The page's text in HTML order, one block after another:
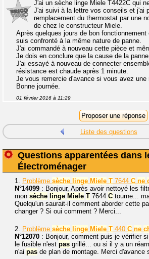
J'ai un sèche linge Miele T4422C qui
J'ai suivi à la lettre vos conseils et j'ai
remplacement du thermostat par une
de chez le constructeur Miele.
Après quelques jours de bon
suis confronté à la même nature de panne.
J'ai commandé à nouveau cette pièce et
Je dois en conclure que la cause de la
J'ai essayé à nouveau de connecter
résistance est chaude après 1 minute.
Je vous remercie d'avance si vous avez une
Bonne journée.
01 février 2016 à 11:29
Liste des questions
Questions apparentées dans
Électroménager
1. Problème sèche linge Miele T 7644 C ne
N°14099 : Bonjour, Après avoir nettoyé les
mon sèche linge Miele T 7644 C tourne...
Quelqu'un saurait-il comment aborder cette
changer ? Si oui comment ? Merci...
2. Problème sèche linge Miele T 440 C ne
N°12070 : Bonjour, comment puis-je vérifier
le fusible n'est pas grillé... ou si il y a un
n'ai pas de plan de montage. Merci d'avance